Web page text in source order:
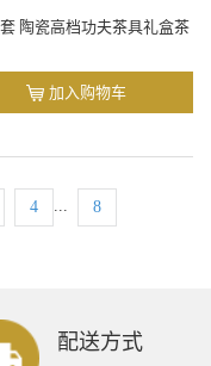
陶瓷高档功夫茶具礼盒茶
加入购物车
4 ... 8
配送方式